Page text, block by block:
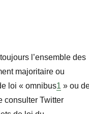
l’ensemble des
majoritaire ou
loi « omnibus1 »ou
consulter Twitter